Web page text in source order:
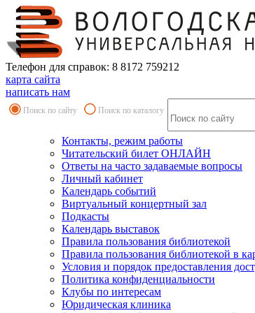
Телефон для справок: 8 8172 759212
карта сайта
написать нам
Поиск по сайту Поиск по каталогу
Контакты, режим работы
Читательский билет ОНЛАЙН
Ответы на часто задаваемые вопросы
Личный кабинет
Календарь событий
Виртуальный концертный зал
Подкасты
Календарь выставок
Правила пользования библиотекой
Правила пользования библиотекой в
Условия и порядок предоставления
Политика конфиденциальности
Клубы по интересам
Юридическая клиника